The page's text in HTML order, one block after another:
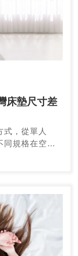
床墊尺寸差
，從單人
同規格在空間